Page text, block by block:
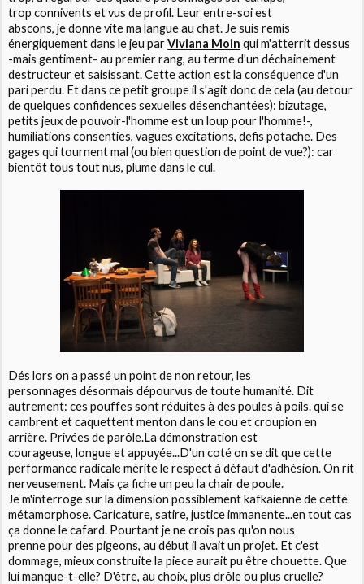
trop connivents et vus de profil. Leur entre-soi est
abscons, je donne vite ma langue au chat. Je suis remis
énergiquement dans le jeu parViviana Moin qui m'atterrit dessus
-mais gentiment- au premier rang, au terme d'un déchainement
destructeur et saisissant. Cette action est la conséquence d'un
pari perdu. Et dans ce petit groupe il s'agit donc de cela (au detour
de quelques confidences sexuelles désenchantées): bizutage,
petits jeux de pouvoir-l'homme est un loup pour l'homme!-,
humiliations consenties, vagues excitations, defis potache. Des
gages qui tournent mal (ou bien question de point de vue?): car
bientôt tous tout nus, plume dans le cul.
Dés lors on a passé un point de non retour, les
personnages désormais dépourvus de toute humanité. Dit
autrement: ces pouffes sont réduites à des poules à poils. qui se
cambrent et caquettent menton dans le cou et croupion en
arrière. Privées de parôle.La démonstration est
courageuse, longue et appuyée...D'un coté on se dit que cette
performance radicale mérite le respect à défaut d'adhésion. On rit
nerveusement. Mais ça fiche un peu la chair de poule.
Je m'interroge sur la dimension possiblement kafkaienne de cette
métamorphose. Caricature, satire, justice immanente...en tout cas
ça donne le cafard. Pourtant je ne crois pas qu'on nous
prenne pour des pigeons, au début il avait un projet. Et c'est
dommage, mieux construite la piece aurait pu être chouette. Que
lui manque-t-elle? D'être, au choix, plus drôle ou plus cruelle?